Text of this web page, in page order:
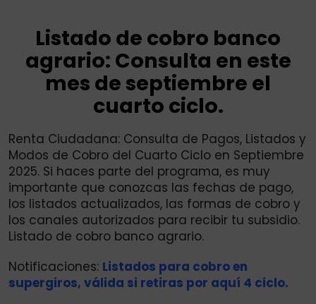
Listado de cobro banco
agrario: Consulta en este
mes de septiembre el
cuarto ciclo.
Renta Ciudadana: Consulta de Pagos, Listados y
Modos de Cobro del Cuarto Ciclo en Septiembre
2025. Si haces parte del programa, es muy
importante que conozcas las fechas de pago,
los listados actualizados, las formas de cobro y
los canales autorizados para recibir tu subsidio.
Listado de cobro banco agrario.
Notificaciones: Listados para cobro en
supergiros, válida si retiras por aquí 4 ciclo.